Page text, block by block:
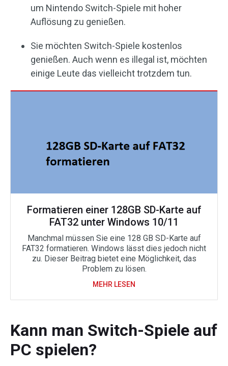
um Nintendo Switch-Spiele mit hoher
Auflösung zu genießen.
Sie möchten Switch-Spiele kostenlos
genießen. Auch wenn es illegal ist, möchten
einige Leute das vielleicht trotzdem tun.
Formatieren einer 128GB SD-Karte auf
FAT32 unter Windows 10/11
Manchmal müssen Sie eine 128 GB SD-Karte auf
FAT32 formatieren. Windows lässt dies jedoch nicht
zu. Dieser Beitrag bietet eine Möglichkeit, das
Problem zu lösen.
MEHR LESEN
Kann man Switch-Spiele auf
PC spielen?